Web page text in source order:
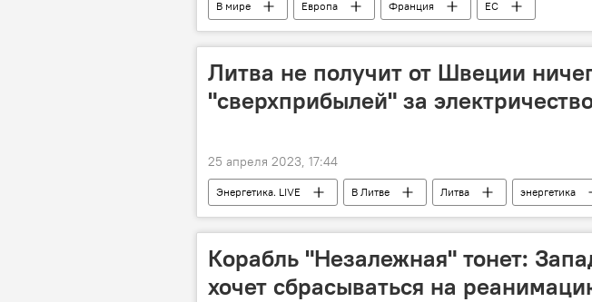
В мире Европа Франция ЕС
Литва не получит от Швеции
"сверхприбылей" за
25 апреля 2023, 17:44
Энергетика. LIVE В Литве Литва энергетика
Корабль "Незалежная" тонет:
хочет сбрасываться на